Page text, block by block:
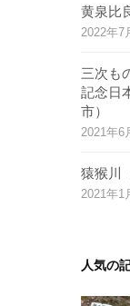
黄泉比
2022年7
三次も
記念日
市）
2021年6
猿猴川
2021年1
人気の